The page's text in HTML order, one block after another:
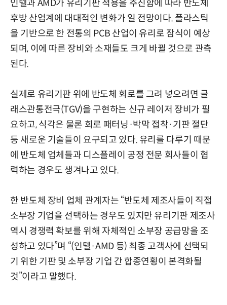
인텔과 AMD가 유리기판 적용을 추진함에 따라 반도체
후방 산업계에 대대적인 변화가 일 전망이다. 플라스틱
을 기반으로 한 전통의 PCB 산업이 유리로 잠식이 예상
되며, 이에 따른 장비와 소재들도 크게 바뀔 것으로 관측
된다.
실제로 유리기판 위에 반도체 회로를 그려 넣으려면 글
래스관통전극(TGV)을 구현하는 신규 레이저 장비가 필
요하고, 식각은 물론 회로 패터닝·박막 접착·기판 절단
등 새로운 기술들이 요구되고 있다. 유리를 다루기 때문
에 반도체 업체들과 디스플레이 공정 전문 회사들이 협
력하는 경우도 생겨나고 있다.
한 반도체 장비 업체 관계자는 “반도체 제조사들이 직접
소부장 기업을 선택하는 경우도 있지만 유리기판 제조사
역시 경쟁력 확보를 위해 자체적인 소부장 공급망을 조
성하고 있다”며 “(인텔·AMD 등) 최종 고객사에 선택되
기 위한 기판 및 소부장 기업 간 합종연횡이 본격화될
것”이라고 말했다.